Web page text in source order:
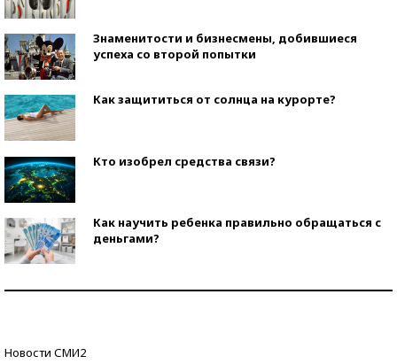
Знаменитости и бизнесмены, добившиеся
успеха со второй попытки
Как защититься от солнца на курорте?
Кто изобрел средства связи?
Как научить ребенка правильно обращаться с
деньгами?
Новости СМИ2